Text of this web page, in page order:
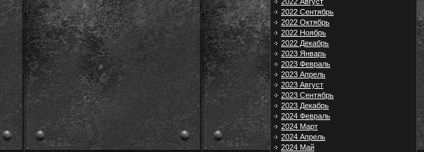
2022 Сентябрь
2022 Октябрь
2022 Ноябрь
2022 Декабрь
2023 Январь
2023 Февраль
2023 Апрель
2023 Август
2023 Сентябрь
2023 Декабрь
2024 Февраль
2024 Март
2024 Апрель
2024 Май